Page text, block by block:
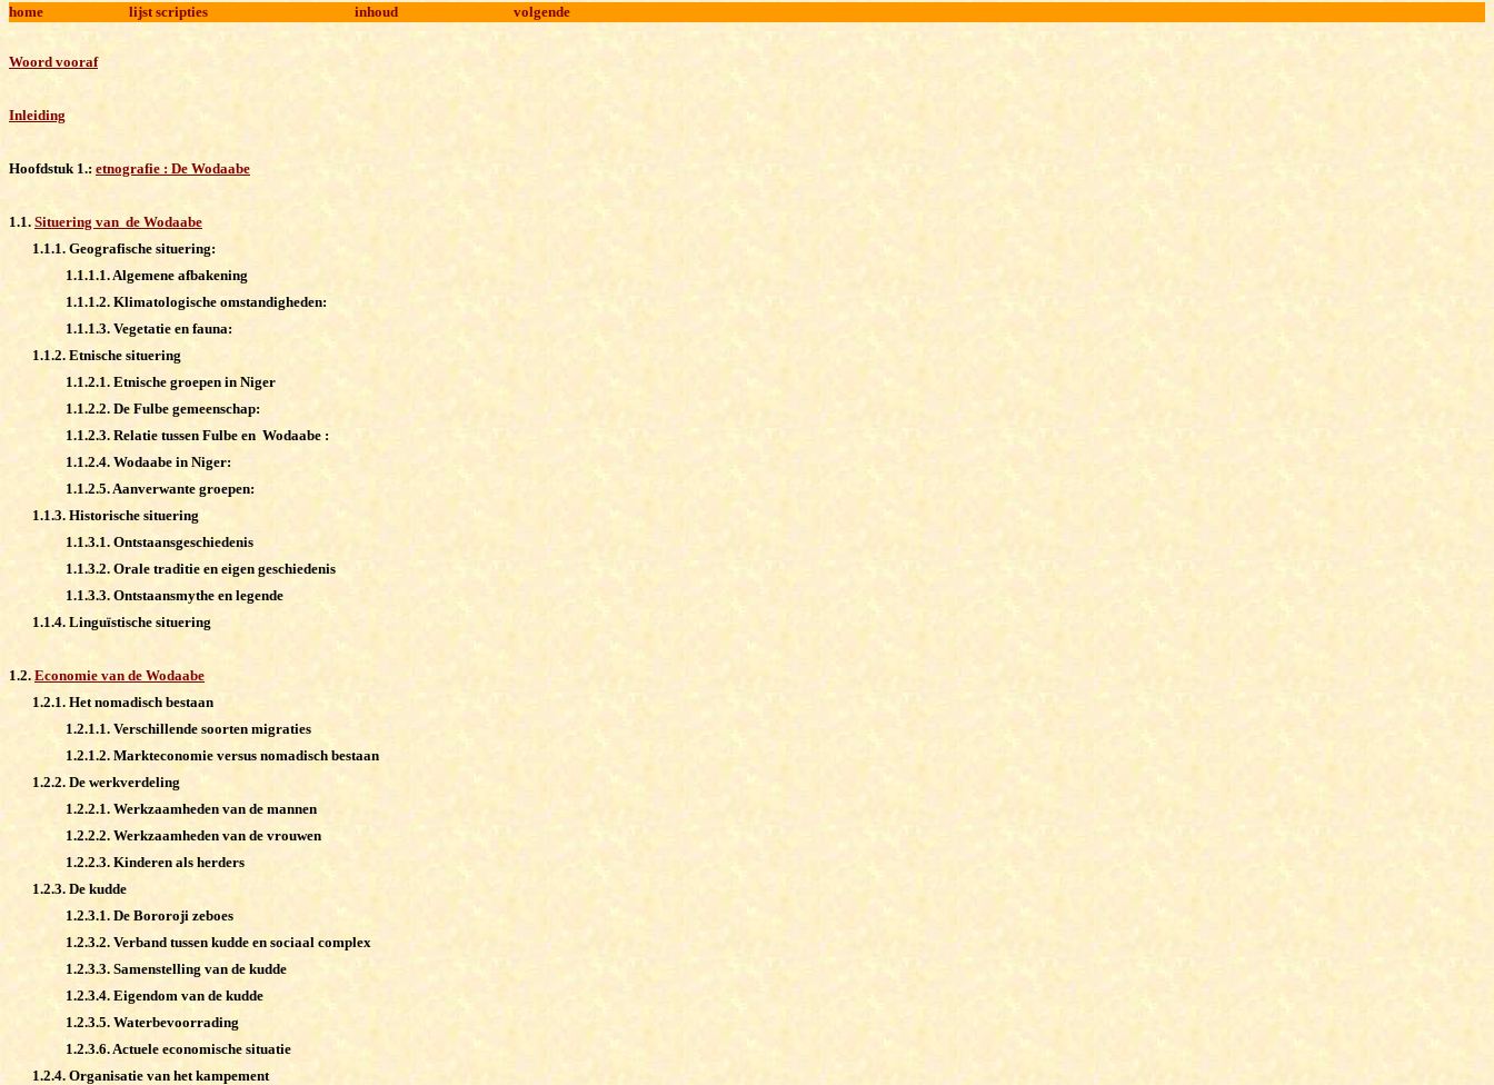
home lijst scripties inhoud volgende
Woord vooraf
Inleiding
Hoofdstuk 1.: etnografie : De Wodaabe
1.1. Situering van de Wodaabe
1.1.1. Geografische situering:
1.1.1.1. Algemene afbakening
1.1.1.2. Klimatologische omstandigheden:
1.1.1.3. Vegetatie en fauna:
1.1.2. Etnische situering
1.1.2.1. Etnische groepen in Niger
1.1.2.2. De Fulbe gemeenschap:
1.1.2.3. Relatie tussen Fulbe en Wodaabe :
1.1.2.4. Wodaabe in Niger:
1.1.2.5. Aanverwante groepen:
1.1.3. Historische situering
1.1.3.1. Ontstaansgeschiedenis
1.1.3.2. Orale traditie en eigen geschiedenis
1.1.3.3. Ontstaansmythe en legende
1.1.4. Linguïstische situering
1.2. Economie van de Wodaabe
1.2.1. Het nomadisch bestaan
1.2.1.1. Verschillende soorten migraties
1.2.1.2. Markteconomie versus nomadisch bestaan
1.2.2. De werkverdeling
1.2.2.1. Werkzaamheden van de mannen
1.2.2.2. Werkzaamheden van de vrouwen
1.2.2.3. Kinderen als herders
1.2.3. De kudde
1.2.3.1. De Bororoji zeboes
1.2.3.2. Verband tussen kudde en sociaal complex
1.2.3.3. Samenstelling van de kudde
1.2.3.4. Eigendom van de kudde
1.2.3.5. Waterbevoorrading
1.2.3.6. Actuele economische situatie
1.2.4. Organisatie van het kampement